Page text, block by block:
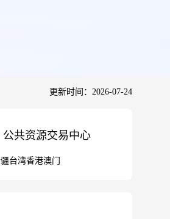
更新时间：2026-07-24
公共资源交易中心
台湾香港澳门